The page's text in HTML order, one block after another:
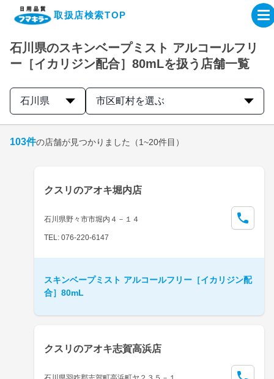
取扱店検索TOP
企業・IR情報サイト
製品情報サイト
取扱店検索はこちら
石川県のスキンベープミスト アルコールフリ
ー［イカリジン配合］80mLを扱う店舗一覧
石川県 市区町村を選ぶ
103件の店舗が見つかりました （1~20件目）
クスリのアオキ堀内店
石川県野々市市堀内４－１４
TEL: 076-220-6147
スキンベープミスト アルコールフリー［イカリジン配
合］80mL
クスリのアオキ志賀高浜店